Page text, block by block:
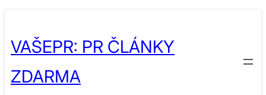
obsah
content
VAŠEPR: PR ČLÁNKY
ZDARMA